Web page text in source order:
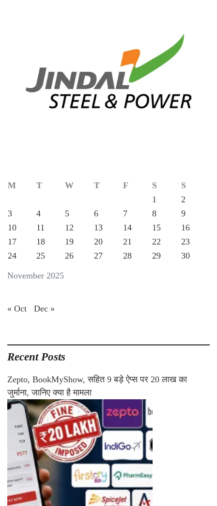
November 2025
M T W T F S
S
1
2
3
4 5 6 7 8
9
10
11 12 13 14 15
16
17
18 19 20 21 22
23
24
25 26 27 28 29 30
« Oct Dec »
Recent Posts
Zepto, BookMyShow, सहित 9 बड़े ऐप्स पर 20 लाख का
जुर्माना, जानिए क्या है मामला